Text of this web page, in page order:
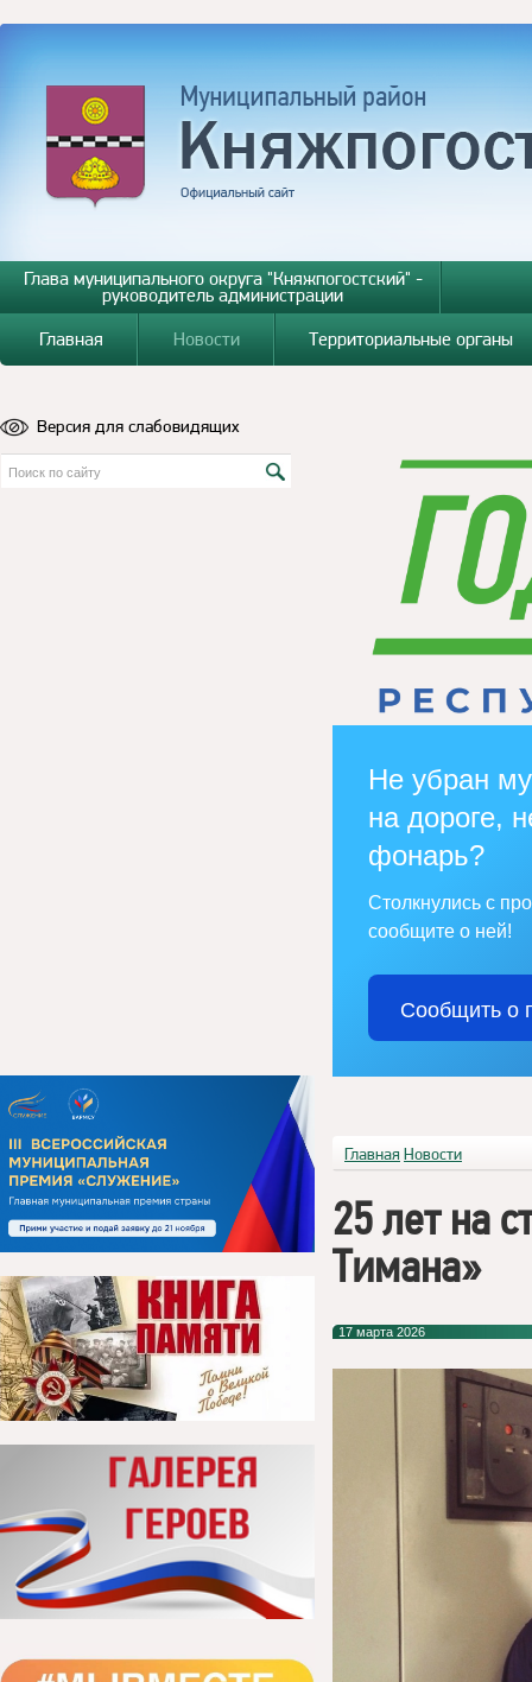
Глава муниципального округа "Княжпогостский" -
руководитель администрации
Главная
Новости Территориальные органы
Версия для слабовидящих
Не убран
на дороге,
фонарь?
Столкнулись с
сообщите о ней!
Сообщить о
Главная Новости
25 лет на
Тимана»
17 марта 2026